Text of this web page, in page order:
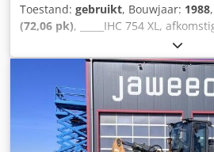
Toestand: gebruikt, Bouwjaar: 1988
(72,06 pk), _____IHC 754 XL,
eigenaar, in uitstekende staat.
Bouwjaar: 1988. Voorste
km/u versnellingsbak. Prijs: €
Locatie: null Chsdpfxozdmutj Acaja